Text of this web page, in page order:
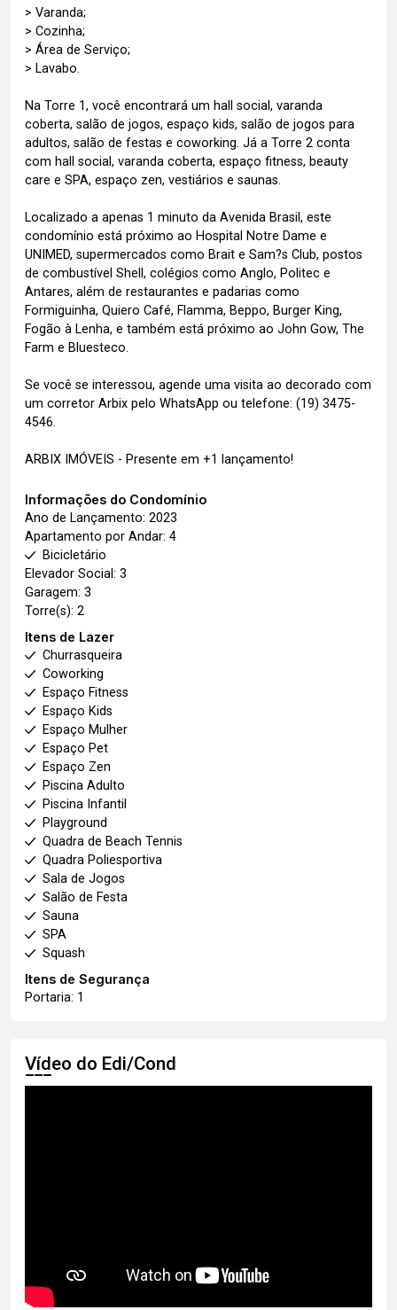
> Varanda;
> Cozinha;
> Área de Serviço;
> Lavabo.
Na Torre 1, você encontrará um hall social, varanda
coberta, salão de jogos, espaço kids, salão de jogos para
adultos, salão de festas e coworking. Já a Torre 2 conta
com hall social, varanda coberta, espaço fitness, beauty
care e SPA, espaço zen, vestiários e saunas.
Localizado a apenas 1 minuto da Avenida Brasil, este
condomínio está próximo ao Hospital Notre Dame e
UNIMED, supermercados como Brait e Sam?s Club, postos
de combustível Shell, colégios como Anglo, Politec e
Antares, além de restaurantes e padarias como
Formiguinha, Quiero Café, Flamma, Beppo, Burger King,
Fogão à Lenha, e também está próximo ao John Gow, The
Farm e Bluesteco.
Se você se interessou, agende uma visita ao decorado com
um corretor Arbix pelo WhatsApp ou telefone: (19) 3475-
4546.
ARBIX IMÓVEIS - Presente em +1 lançamento!
Informações do Condomínio
Ano de Lançamento: 2023
Apartamento por Andar: 4
Bicicletário
Elevador Social: 3
Garagem: 3
Torre(s): 2
Itens de Lazer
Churrasqueira
Coworking
Espaço Fitness
Espaço Kids
Espaço Mulher
Espaço Pet
Espaço Zen
Piscina Adulto
Piscina Infantil
Playground
Quadra de Beach Tennis
Quadra Poliesportiva
Sala de Jogos
Salão de Festa
Sauna
SPA
Squash
Itens de Segurança
Portaria: 1
Vídeo do Edi/Cond